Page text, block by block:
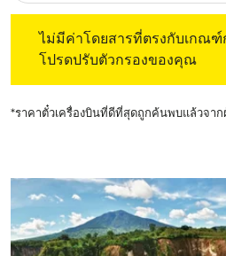
ไม่มีค่าโดยสารที่ตรงกับเกณ
โปรดปรับตัวกรองของคุณ
*ราคาตั๋วเครื่องบินที่ดีที่สุดถูกค้นพบแล้วจา